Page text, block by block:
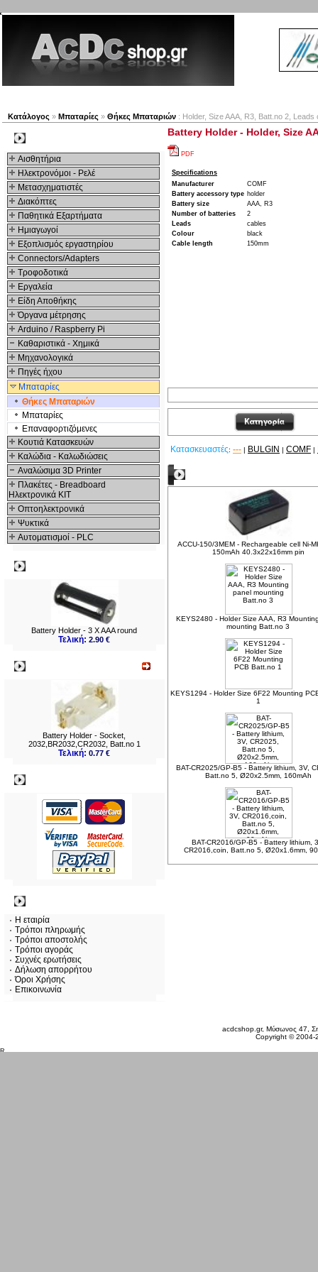
Κατάλογος » Μπαταρίες » Θήκες Μπαταριών : Holder, Size AAA, R3, Batt.no 2,
Αισθητήρια
Ηλεκτρονόμοι - Ρελέ
Μετασχηματιστές
Διακόπτες
Παθητικά Εξαρτήματα
Hμιαγωγοί
Εξοπλισμός εργαστηρίου
Connectors/Adapters
Τροφοδοτικά
Εργαλεία
Είδη Αποθήκης
Όργανα μέτρησης
Arduino / Raspberry Pi
Καθαριστικά - Χημικά
Μηχανολογικά
Πηγές ήχου
Μπαταρίες
Θήκες Μπαταριών
Μπαταρίες
Επαναφορτιζόμενες
Κουτιά Κατασκευών
Καλώδια - Καλωδιώσεις
Αναλώσιμα 3D Printer
Πλακέτες - Breadboard
Ηλεκτρονικά ΚΙΤ
Οπτοηλεκτρονικά
Ψυκτικά
Αυτοματισμοί - PLC
Battery Holder - 3 X AAA round
Τελική:2.90 €
Battery Holder - Socket,
2032,BR2032,CR2032, Batt.no 1
Τελική:0.77 €
Η εταιρία
Τρόποι πληρωμής
Τρόποι αποστολής
Τρόποι αγοράς
Συχνές ερωτήσεις
Δήλωση απορρήτου
Όροι Χρήσης
Επικοινωνία
Battery Holder - Holder, Size
PDF
Specifications
Manufacturer
COMF
Battery accessory type holder
Battery size
AAA, R3
Number of batteries
2
Leads
cables
Colour
black
Cable length
150mm
Κατασκευαστές: --- | BULGIN | COMF |
ACCU-150/3MEM - Rechargeable cell Ni-
150mAh 40.3x22x16mm pin
KEYS2480 - Holder Size AAA, R3
mounting Batt.no 3
KEYS1294 - Holder Size 6F22 Mounting
1
BAT-CR2025/GP-B5 - Battery lithium, 3V,
Batt.no 5, Ø20x2.5mm, 160mAh
BAT-CR2016/GP-B5 - Battery lithium,
CR2016,coin, Batt.no 5, Ø20x1.6mm,
acdcshop.gr, Μύσωνος 47,
Copyright ©